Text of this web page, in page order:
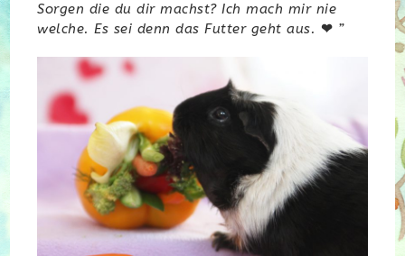
Sorgen die du dir machst? Ich mach mir nie
welche. Es sei denn das Futter geht aus. ❤ ”